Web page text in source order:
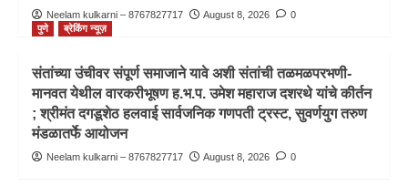
Neelam kulkarni – 8767827717 August 8, 2026
0
पुणे
ब्रेकिंग न्यूज़
संतांच्या उंचीवर संपूर्ण समाजाने यावे अशी संतांची तळमळपरभणी-
मानवत येथील वारकरीभूषण ह.भ.प. उमेश महाराज दशरथे यांचे कीर्तन
; श्रीमंत दगडूशेठ हलवाई सार्वजनिक गणपती ट्रस्ट, सुवर्णयुग तरुण
मंडळातर्फे आयोजन
Neelam kulkarni – 8767827717 August 8, 2026 0